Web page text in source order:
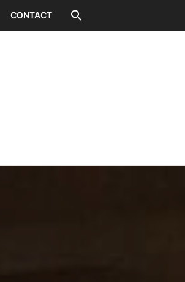
CONTACT